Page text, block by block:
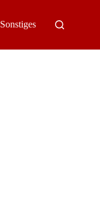
Sonstiges